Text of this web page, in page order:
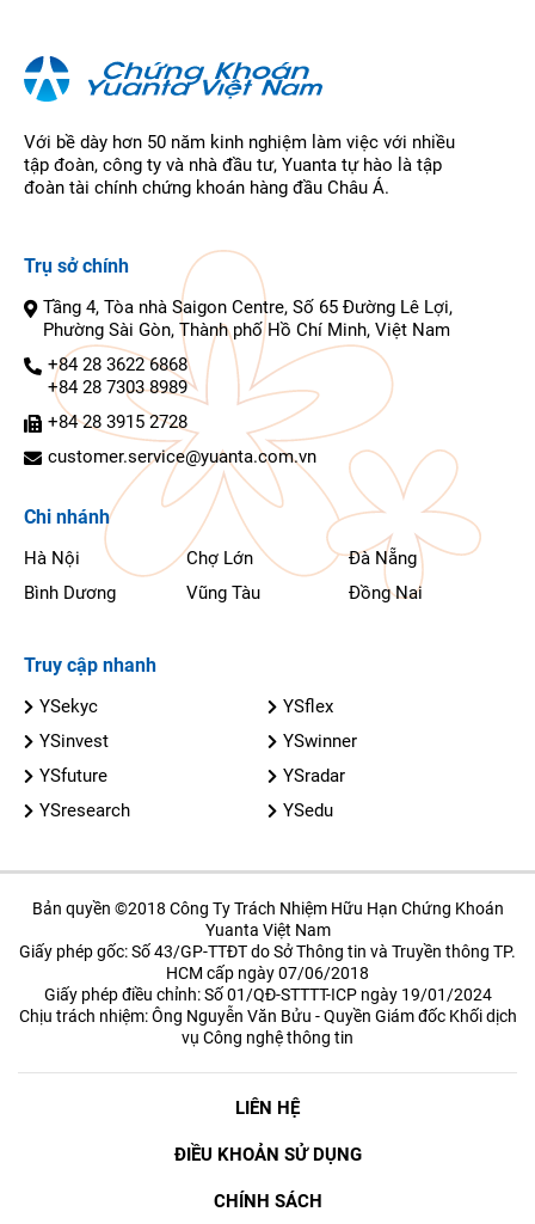
Với bề dày hơn 50 năm kinh nghiệm làm việc với nhiều
tập đoàn, công ty và nhà đầu tư, Yuanta tự hào là tập
đoàn tài chính chứng khoán hàng đầu Châu Á.
Trụ sở chính
Tầng 4, Tòa nhà Saigon Centre, Số 65 Đường Lê Lợi,
Phường Sài Gòn, Thành phố Hồ Chí Minh, Việt Nam
+84 28 3622 6868
+84 28 7303 8989
+84 28 3915 2728
customer.service@yuanta.com.vn
Chi nhánh
Hà Nội Chợ Lớn
Đà Nẵng
Bình Dương
Vũng Tàu Đồng Nai
Truy cập nhanh
YSekyc
YSflex
YSinvest
YSwinner
YSfuture
YSradar
YSresearch
YSedu
Bản quyền ©2018 Công Ty Trách Nhiệm Hữu Hạn Chứng Khoán
Yuanta Việt Nam
Giấy phép gốc: Số 43/GP-TTĐT do Sở Thông tin và Truyền thông TP.
HCM cấp ngày 07/06/2018
Giấy phép điều chỉnh: Số 01/QĐ-STTTT-ICP ngày 19/01/2024
Chịu trách nhiệm: Ông Nguyễn Văn Bửu - Quyền Giám đốc Khối dịch
vụ Công nghệ thông tin
LIÊN HỆ
ĐIỀU KHOẢN SỬ DỤNG
CHÍNH SÁCH